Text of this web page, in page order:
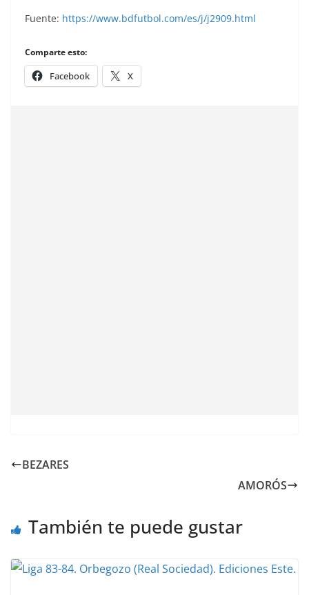
Fuente: https://www.bdfutbol.com/es/j/j2909.html
Comparte esto:
Facebook X
BEZARES
AMORÓS
También te puede gustar